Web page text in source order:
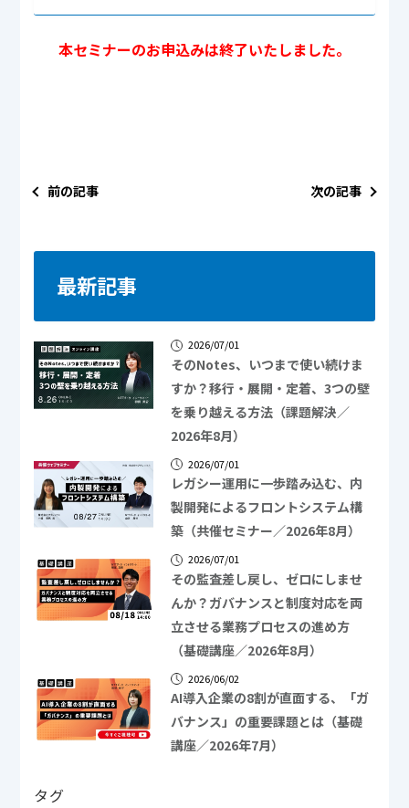
本セミナーのお申込みは終了いたしました。
前の記事 次の記事
最新記事
2026/07/01
そのNotes、いつまで使い続けま
すか？移行・展開・定着、3つの壁
を乗り越える方法（課題解決／
2026年8月）
2026/07/01
レガシー運用に一歩踏み込む、内
製開発によるフロントシステム構
築（共催セミナー／2026年8月）
2026/07/01
その監査差し戻し、ゼロにしませ
んか？ガバナンスと制度対応を両
立させる業務プロセスの進め方
（基礎講座／2026年8月）
2026/06/02
AI導入企業の8割が直面する、「ガ
バナンス」の重要課題とは（基礎
講座／2026年7月）
タグ